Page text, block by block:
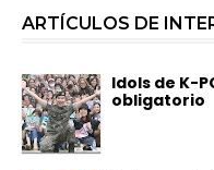
ARTÍCULOS DE
Idols de K-
obligatorio